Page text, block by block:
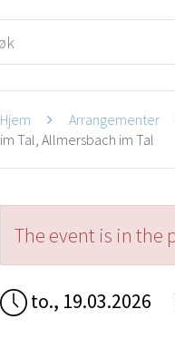
Hjem Arrangementer
im Tal, Allmersbach im Tal
The event is in the
to., 19.03.2026